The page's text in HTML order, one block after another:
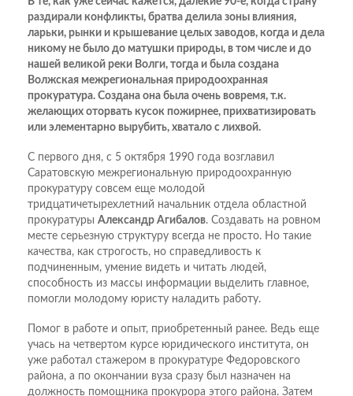
раздирали конфликты, братва делила зоны влияния,
ларьки, рынки и крышевание целых заводов, когда и дела
никому не было до матушки природы, в том числе и до
нашей великой реки Волги, тогда и была создана
Волжская межрегиональная природоохранная
прокуратура. Создана она была очень вовремя, т.к.
желающих оторвать кусок пожирнее, прихватизировать
или элементарно вырубить, хватало с лихвой.
С первого дня, с 5 октября 1990 года возглавил
Саратовскую межрегиональную природоохранную
прокуратуру совсем еще молодой
тридцатичетырехлетний начальник отдела областной
прокуратуры Александр Агибалов. Создавать на ровном
месте серьезную структуру всегда не просто. Но такие
качества, как строгость, но справедливость к
подчиненным, умение видеть и читать людей,
способность из массы информации выделить главное,
помогли молодому юристу наладить работу.
Помог в работе и опыт, приобретенный ранее. Ведь еще
учась на четвертом курсе юридического института, он
уже работал стажером в прокуратуре Федоровского
района, а по окончании вуза сразу был назначен на
должность помощника прокурора этого района. Затем